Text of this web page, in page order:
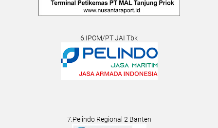
6.IPCM/PT JAI Tbk
7.Pelindo Regional 2 Banten